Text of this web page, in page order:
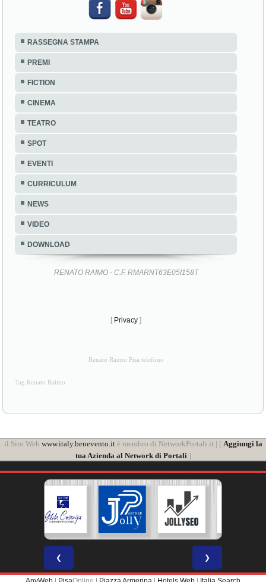
RASSEGNA STAMPA
PREMI
FICTION
CINEMA
TEATRO
SPOT
EVENTI
CURRICULUM
NEWS
VIDEO
DOWNLOAD
RENATO RAIMO - C.F. RMARNT63E05I158T
[ Privacy ]
Renato Raimo Pisa telefono
Tag Renato Raimo
il Sito Web www.italy.benevento.itè membro di NetworkPortali.it | [ Aggiungi la
tua Azienda al Network di Portali ]
❮ ❯